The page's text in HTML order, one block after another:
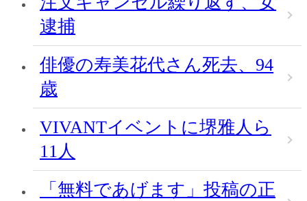
逮捕
俳優の寿美花代さん死去、94
歳
VIVANTイベントに堺雅人ら
11人
「無料であげます」投稿の正